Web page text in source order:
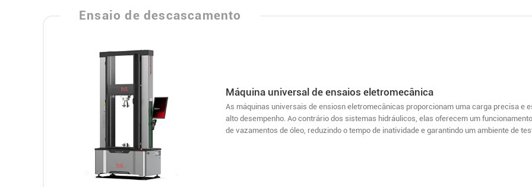
Ensaio de descascamento
Máquina universal de ensaios eletromecânica
As máquinas universais de ensiosn eletromecânicas proporcionam uma carga precisa e
alto desempenho. Ao contrário dos sistemas hidráulicos, elas oferecem um
de vazamentos de óleo, reduzindo o tempo de inatividade e garantindo um ambiente de